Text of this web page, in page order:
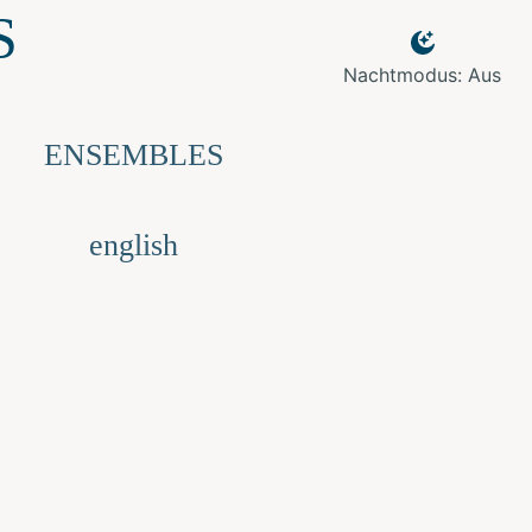
ENSEMBLES
english
Nachtmodus: Aus